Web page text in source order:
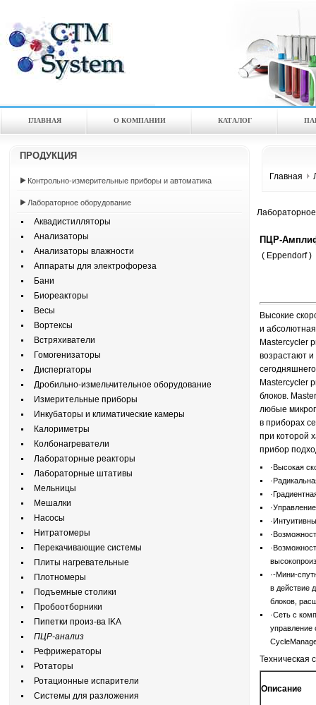
ГЛАВНАЯ О КОМПАНИИ КАТАЛOГ
ПРОДУКЦИЯ
Контрольно-измерительные приборы и автоматика
Лабораторное оборудование
Аквадистилляторы
Анализаторы
Анализаторы влажности
Аппараты для электрофореза
Бани
Биореакторы
Весы
Вортексы
Встряхиватели
Гомогенизаторы
Диспергаторы
Дробильно-измельчительное оборудование
Измерительные приборы
Инкубаторы и климатические камеры
Калориметры
Колбонагреватели
Лабораторные реакторы
Лабораторные штативы
Мельницы
Мешалки
Насосы
Нитратомеры
Перекачивающие системы
Плиты нагревательные
Плотномеры
Подъемные столики
Пробоотборники
Пипетки произ-ва IKA
ПЦР-анализ
Рефрижераторы
Ротаторы
Ротационные испарители
Системы для разложения
Главная
ПЦР-
( Eppendorf )
Высокие
и
Mastercycler
возрастают
Mastercycler
блоков.
любые
в приборах
при которой
прибор
·Высокая
·-Мини-
в действие
блоков,
·Сеть с
управление
Техническая
Описание